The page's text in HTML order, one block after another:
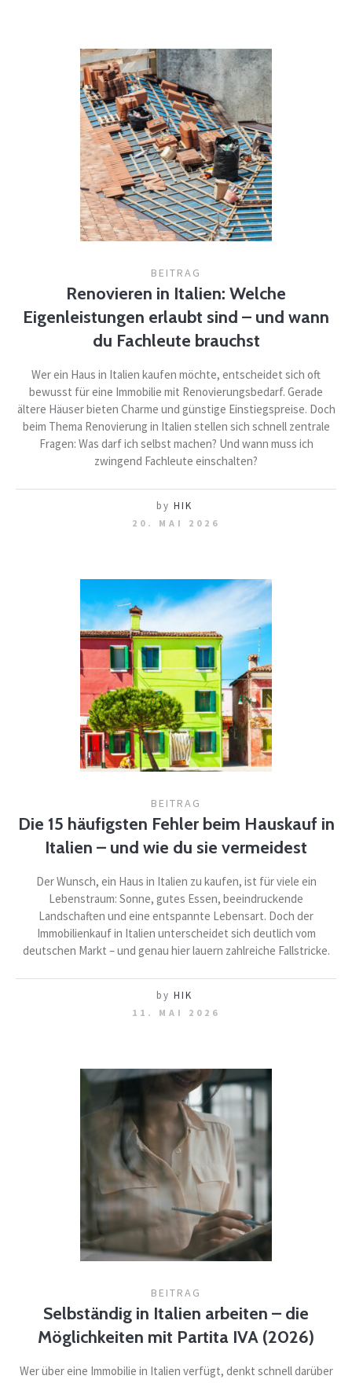
BEITRAG
Renovieren in Italien: Welche
Eigenleistungen erlaubt sind – und wann
du Fachleute brauchst
Wer ein Haus in Italien kaufen möchte, entscheidet sich oft
bewusst für eine Immobilie mit Renovierungsbedarf. Gerade
ältere Häuser bieten Charme und günstige Einstiegspreise. Doch
beim Thema Renovierung in Italien stellen sich schnell zentrale
Fragen: Was darf ich selbst machen? Und wann muss ich
zwingend Fachleute einschalten?
by HIK
20. MAI 2026
BEITRAG
Die 15 häufigsten Fehler beim Hauskauf in
Italien – und wie du sie vermeidest
Der Wunsch, ein Haus in Italien zu kaufen, ist für viele ein
Lebenstraum: Sonne, gutes Essen, beeindruckende
Landschaften und eine entspannte Lebensart. Doch der
Immobilienkauf in Italien unterscheidet sich deutlich vom
deutschen Markt – und genau hier lauern zahlreiche Fallstricke.
by HIK
11. MAI 2026
BEITRAG
Selbständig in Italien arbeiten – die
Möglichkeiten mit Partita IVA (2026)
Wer über eine Immobilie in Italien verfügt, denkt schnell darüber